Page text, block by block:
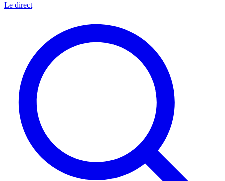
Le direct